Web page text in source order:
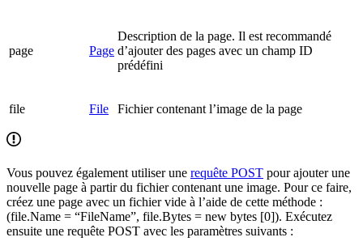
page Page
Description de la page. Il est recommandé
d’ajouter des pages avec un champ ID
prédéfini
file File Fichier contenant l’image de la page
Vous pouvez également utiliser une requête POST pour ajouter une
nouvelle page à partir du fichier contenant une image. Pour ce faire,
créez une page avec un fichier vide à l’aide de cette méthode :
(file.Name = “FileName”, file.Bytes = new bytes [0]). Exécutez
ensuite une requête POST avec les paramètres suivants :